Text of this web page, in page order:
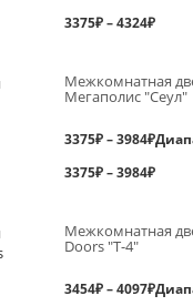
3375₽ – 4324₽
Межкомнатная
Мегаполис "Сеул"
3375₽–3984₽
3375₽ – 3984₽
Межкомнатная
Doоrs "Т-4"
3454₽–4097₽